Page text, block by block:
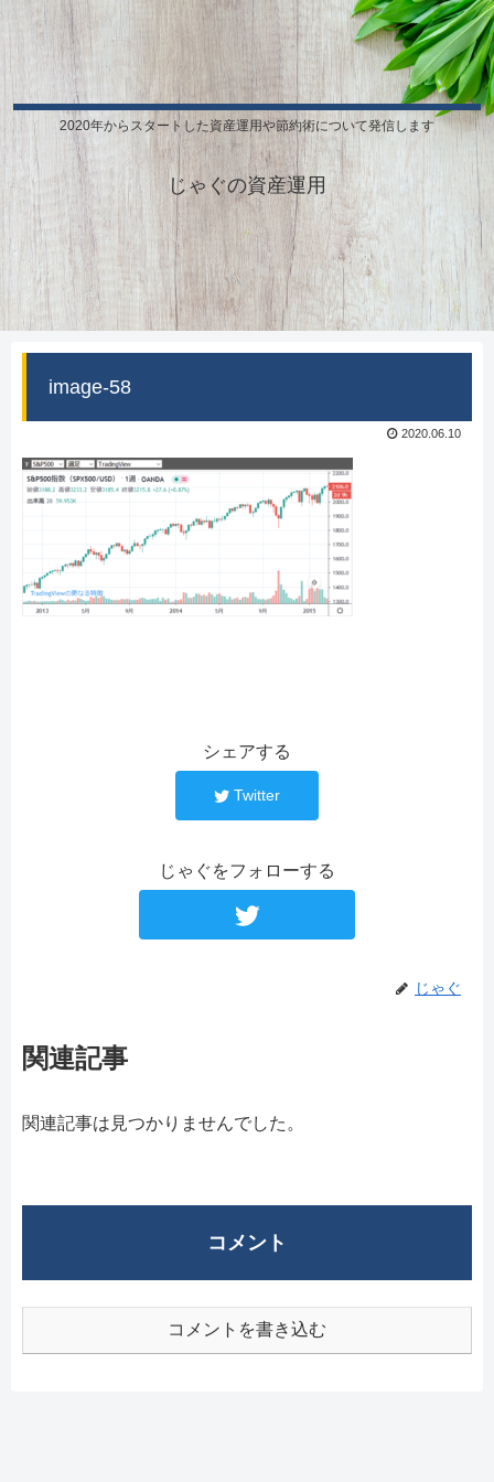
2020年からスタートした資産運用や節約術について発信します
じゃぐの資産運用
image-58
2020.06.10
シェアする
Twitter
じゃぐをフォローする
じゃぐ
関連記事
関連記事は見つかりませんでした。
コメント
コメントを書き込む